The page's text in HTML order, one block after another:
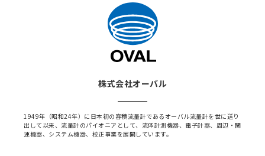
株式会社オーバル
1949年（昭和24年）に日本初の容積流量計であるオーバル流量計を世に送り
出して以来、流量計のパイオニアとして、流体計測機器、電子計器、周辺・関
連機器、システム機器、校正事業を展開しています。